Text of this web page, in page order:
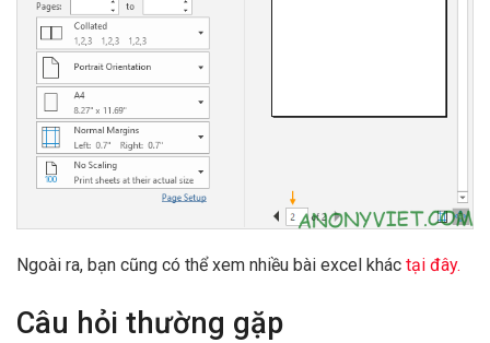
Ngoài ra, bạn cũng có thể xem nhiều bài excel khác tại đây.
Câu hỏi thường gặp